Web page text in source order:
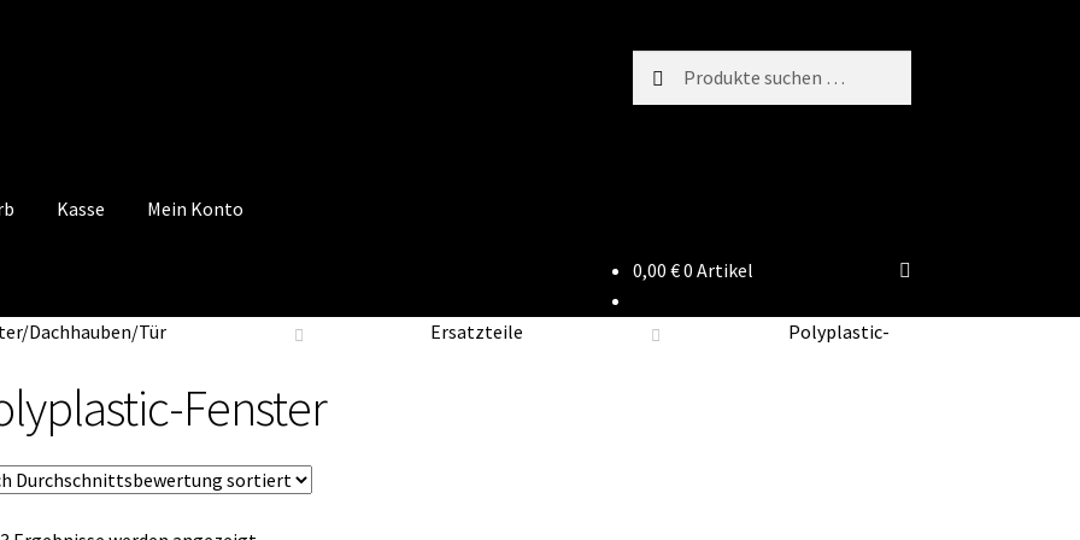
nach:
Kasse Mein Konto
0,00 €0 Artikel
Dachhauben/Tür Ersatzteile
Polyplastic-
Fenster